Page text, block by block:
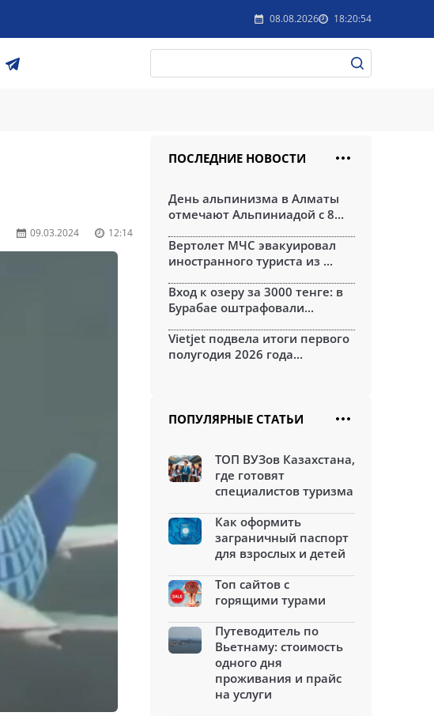
08.08.2026 18:20:54
09.03.2024 12:14
ПОСЛЕДНИЕ НОВОСТИ
День альпинизма в Алматы
отмечают Альпиниадой с 8...
Вертолет МЧС эвакуировал
иностранного туриста из ...
Вход к озеру за 3000 тенге: в
Бурабае оштрафовали...
Vietjet подвела итоги первого
полугодия 2026 года...
ПОПУЛЯРНЫЕ СТАТЬИ
ТОП ВУЗов Казахстана,
где готовят
специалистов туризма
Как оформить
заграничный паспорт
для взрослых и детей
Топ сайтов с
горящими турами
Путеводитель по
Вьетнаму: стоимость
одного дня
проживания и прайс
на услуги